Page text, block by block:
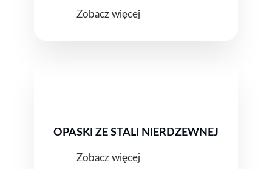
Zobacz więcej
OPASKI ZE STALI NIERDZEWNEJ
Zobacz więcej